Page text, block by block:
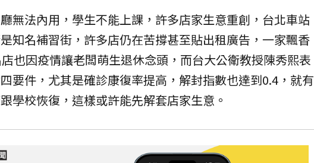
廳無法內用，學生不能上課，許多店家生意重創，台北車站
是知名補習街，許多店仍在苦撐甚至貼出租廣告，一家飄香
也因疫情讓老闆萌生退休念頭，而台大公衛教授陳秀熙表
要件，尤其是確診康復率提高，解封指數也達到0.4，就有
學校恢復，這樣或許能先解套店家生意。